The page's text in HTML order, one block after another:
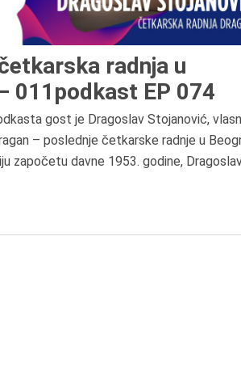
radnja u
011podkast EP 074
gost je Dragoslav Stojanović,
– poslednje četkarske radnje u
započetu davne 1953. godine,